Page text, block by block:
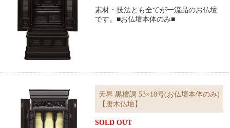
素材・技法とも全てが一流品のお仏壇
です。■お仏壇本体のみ■
天界 黒檀調 53×18号(お仏壇本体のみ)
【唐木仏壇】
SOLD OUT